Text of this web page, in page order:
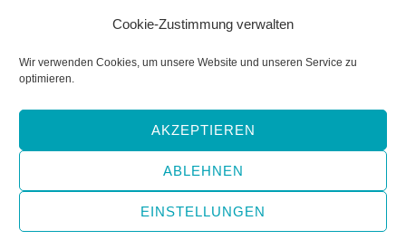
Cookie-Zustimmung verwalten
Wir verwenden Cookies, um unsere Website und unseren Service zu
optimieren.
AKZEPTIEREN
ABLEHNEN
EINSTELLUNGEN
FOLGEN SIE UNS!
Facebook
YouTube
Instagram